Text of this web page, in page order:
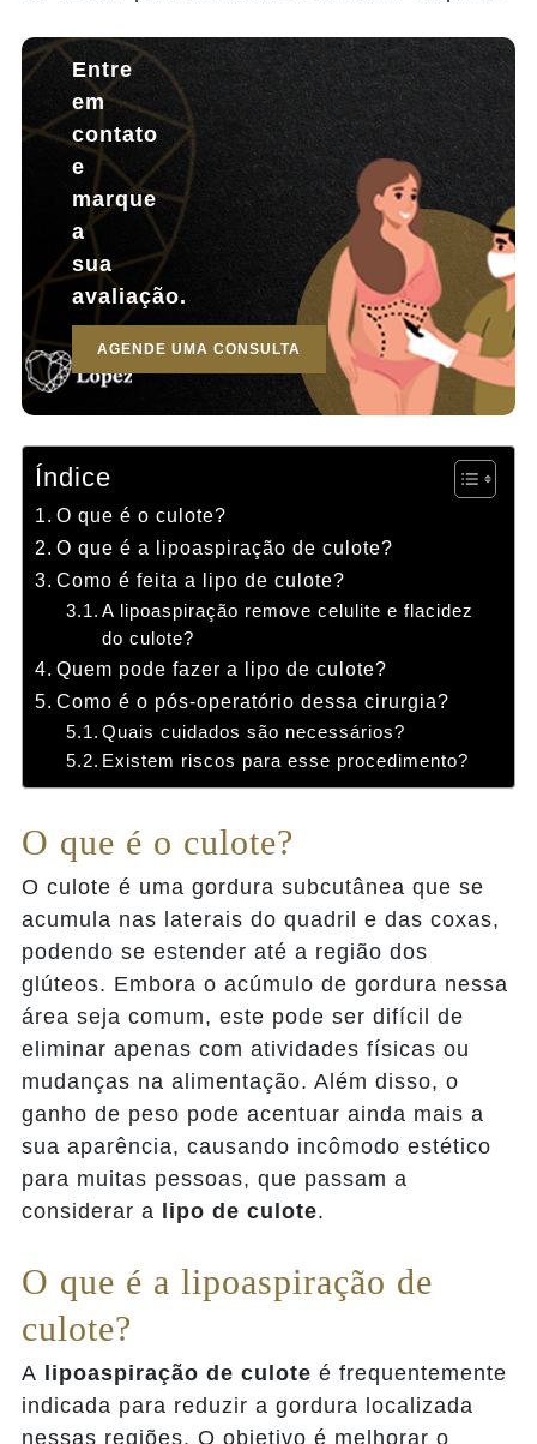
Entre
em
contato
e
marque
a
sua
avaliação.
AGENDE UMA CONSULTA
Índice
O que é o culote?
O que é a lipoaspiração de culote?
Como é feita a lipo de culote?
A lipoaspiração remove celulite e flacidez
do culote?
Quem pode fazer a lipo de culote?
Como é o pós-operatório dessa cirurgia?
Quais cuidados são necessários?
Existem riscos para esse procedimento?
O que é o culote?
O culote é uma gordura subcutânea que se
acumula nas laterais do quadril e das coxas,
podendo se estender até a região dos
glúteos. Embora o acúmulo de gordura nessa
área seja comum, este pode ser difícil de
eliminar apenas com atividades físicas ou
mudanças na alimentação. Além disso, o
ganho de peso pode acentuar ainda mais a
sua aparência, causando incômodo estético
para muitas pessoas, que passam a
considerar a lipo de culote.
O que é a lipoaspiração de
culote?
A lipoaspiração de culote é frequentemente
indicada para reduzir a gordura localizada
nessas regiões. O objetivo é melhorar o